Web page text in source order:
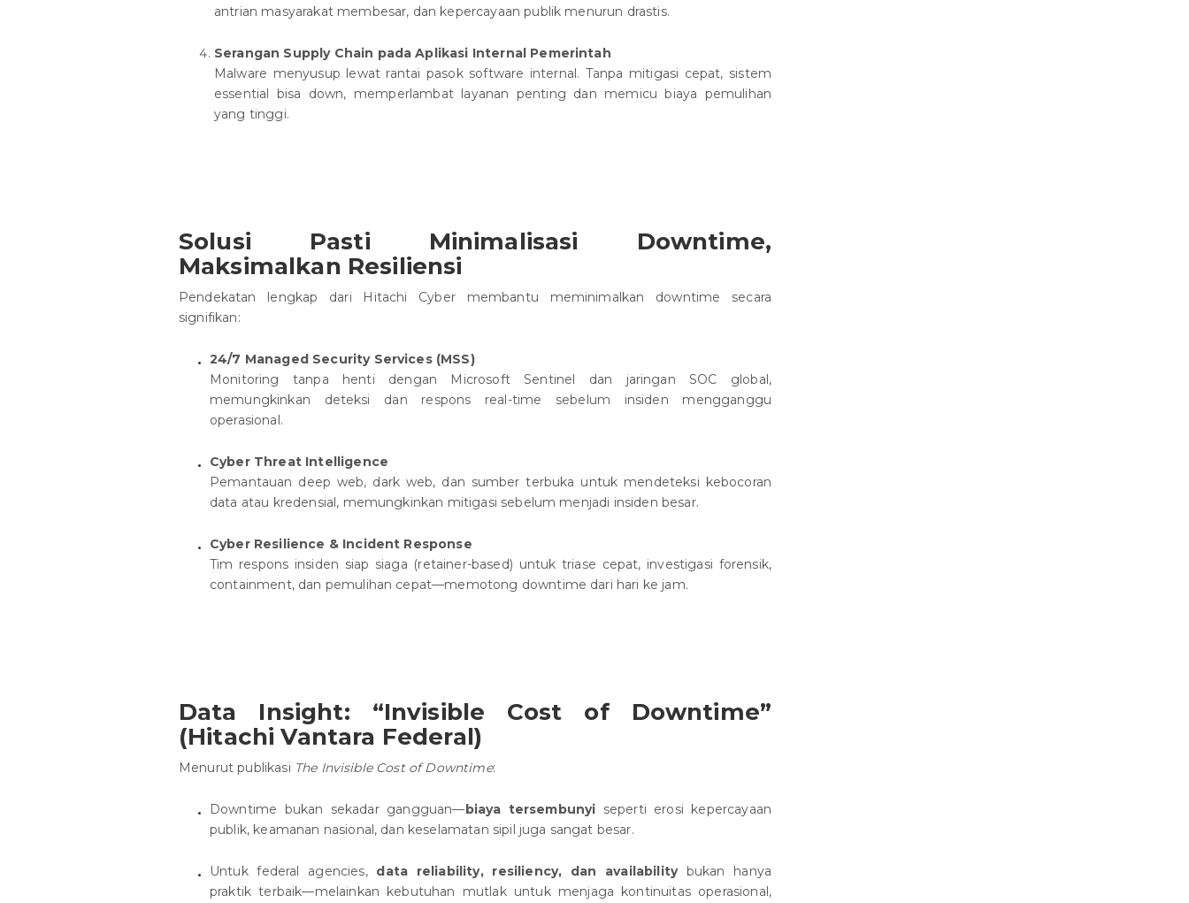
antrian masyarakat membesar, dan kepercayaan publik menurun drastis.
Serangan Supply Chain pada Aplikasi Internal Pemerintah
Malware menyusup lewat rantai pasok software internal. Tanpa mitigasi cepat, sistem
essential bisa down, memperlambat layanan penting dan memicu biaya pemulihan
yang tinggi.
Solusi Pasti Minimalisasi Downtime,
Maksimalkan Resiliensi
Pendekatan lengkap dari Hitachi Cyber membantu meminimalkan downtime secara
signifikan:
24/7 Managed Security Services (MSS)
Monitoring tanpa henti dengan Microsoft Sentinel dan jaringan SOC global,
memungkinkan deteksi dan respons real-time sebelum insiden mengganggu
operasional.
Cyber Threat Intelligence
Pemantauan deep web, dark web, dan sumber terbuka untuk mendeteksi kebocoran
data atau kredensial, memungkinkan mitigasi sebelum menjadi insiden besar.
Cyber Resilience & Incident Response
Tim respons insiden siap siaga (retainer-based) untuk triase cepat, investigasi forensik,
containment, dan pemulihan cepat—memotong downtime dari hari ke jam.
Data Insight: “Invisible Cost of Downtime”
(Hitachi Vantara Federal)
Menurut publikasi The Invisible Cost of Downtime:
Downtime bukan sekadar gangguan—biaya tersembunyi seperti erosi kepercayaan
publik, keamanan nasional, dan keselamatan sipil juga sangat besar.
Untuk federal agencies, data reliability, resiliency, dan availabilitybukan hanya
praktik terbaik—melainkan kebutuhan mutlak untuk menjaga kontinuitas operasional,